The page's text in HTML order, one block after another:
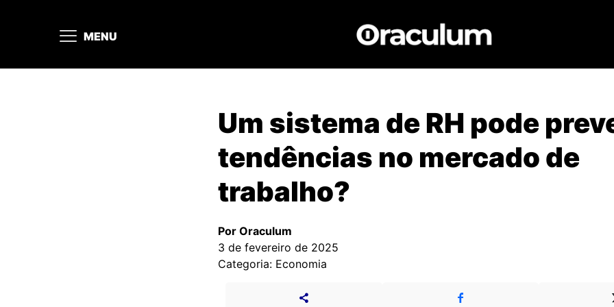
MENU
Um sistema de RH pode
tendências no mercado de
trabalho?
Por Oraculum
3 de fevereiro de 2025
Categoria: Economia